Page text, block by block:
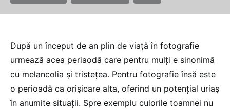
După un început de an plin de viață în fotografie
urmează acea periaodă care pentru mulți e sinonimă
cu melancolia și tristețea. Pentru fotografie însă este
o perioadă ca orișicare alta, oferind un potențial uriaș
în anumite situații. Spre exemplu culorile toamnei nu